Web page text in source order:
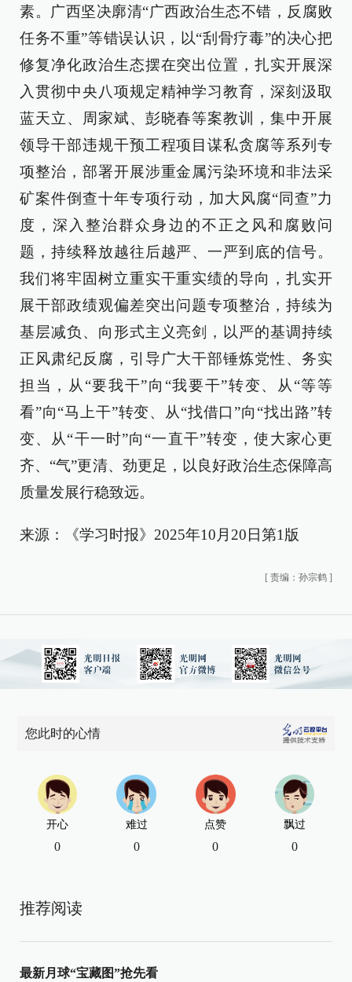
素。广西坚决廓清“广西政治生态不错，反腐败
任务不重”等错误认识，以“刮骨疗毒”的决心把
修复净化政治生态摆在突出位置，扎实开展深
入贯彻中央八项规定精神学习教育，深刻汲取
蓝天立、周家斌、彭晓春等案教训，集中开展
领导干部违规干预工程项目谋私贪腐等系列专
项整治，部署开展涉重金属污染环境和非法采
矿案件倒查十年专项行动，加大风腐“同查”力
度，深入整治群众身边的不正之风和腐败问
题，持续释放越往后越严、一严到底的信号。
我们将牢固树立重实干重实绩的导向，扎实开
展干部政绩观偏差突出问题专项整治，持续为
基层减负、向形式主义亮剑，以严的基调持续
正风肃纪反腐，引导广大干部锤炼党性、务实
担当，从“要我干”向“我要干”转变、从“等等
看”向“马上干”转变、从“找借口”向“找出路”转
变、从“干一时”向“一直干”转变，使大家心更
齐、“气”更清、劲更足，以良好政治生态保障高
质量发展行稳致远。
来源：《学习时报》2025年10月20日第1版
[ 责编：孙宗鹤 ]
您此时的心情
开心
0
难过
0
点赞
0
飘过
0
推荐阅读
最新月球“宝藏图”抢先看